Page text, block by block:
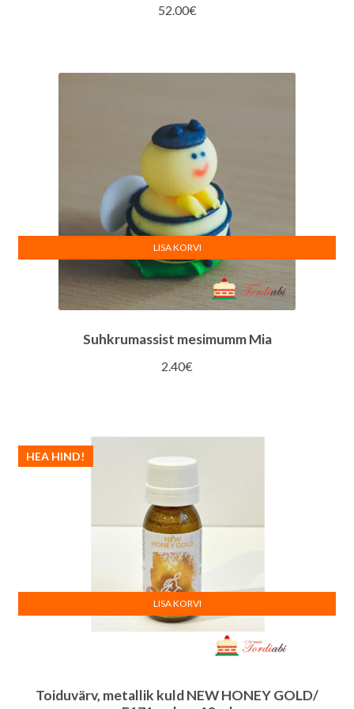
52.00€
Suhkrumassist mesimumm Mia
2.40€
LISA KORVI
Toiduvärv, metallik kuld NEW HONEY GOLD/
HEA HIND!
LISA KORVI